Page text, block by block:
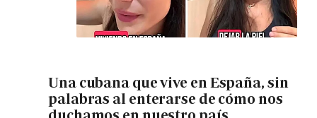
Una cubana que vive en España, sin
palabras al enterarse de cómo nos